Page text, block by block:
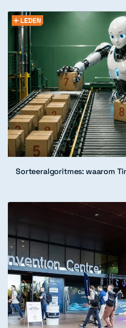
Sorteeralgoritmes: waarom